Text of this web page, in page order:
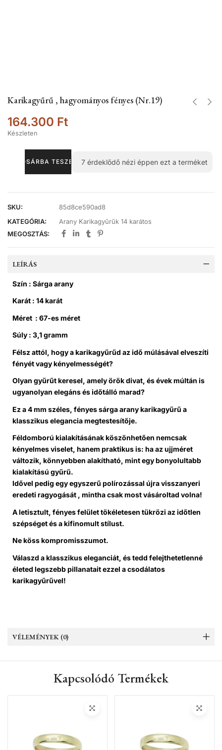
Karikagyűrű , hagyományos fényes (Nr.19)
164.300 Ft
Készleten
KOSÁRBA TESZEM 7érdeklődő nézi éppen ezt a terméket
SKU:
85d8ce590ad8
KATEGÓRIA:
Arany Karikagyűrűk 14 karátos
MEGOSZTÁS:
LEÍRÁS
Szín : Sárga arany
Karát : 14 karát
Méret : 67-es méret
Súly : 3,1 gramm
Félsz attól, hogy a karikagyűrűd az idő múlásával elveszíti
fényét vagy kényelmességét?
Olyan gyűrűt keresel, amely örök divat, és évek múltán is
ugyanolyan elegáns és időtálló marad?
Ez a 4 mm széles, fényes sárga arany karikagyűrű a
klasszikus elegancia megtestesítője.
Féldomború kialakításának köszönhetően nemcsak
kényelmes viselet, hanem praktikus is: ha az ujjméret
változik, könnyebben alakítható, mint egy bonyolultabb
kialakítású gyűrű.
Idővel pedig egy egyszerű polírozással újra visszanyeri
eredeti ragyogását , mintha csak most vásároltad volna!
A letisztult, fényes felület tökéletesen tükrözi az időtlen
szépséget és a kifinomult stílust.
Ne köss kompromisszumot.
Válaszd a klasszikus eleganciát, és tedd felejthetetlenné
életed legszebb pillanatait ezzel a csodálatos
karikagyűrűvel!
VÉLEMÉNYEK (0)
Kapcsolódó Termékek